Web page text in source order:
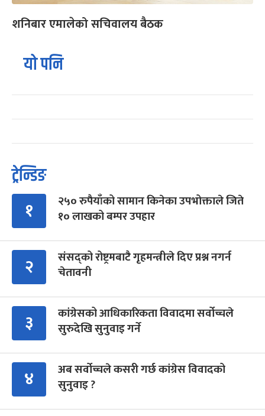
शनिबार एमालेको सचिवालय बैठक
यो पनि
ट्रेन्डिङ
१
२५० रुपैयाँको सामान किनेका उपभोक्ताले जिते
१० लाखको बम्पर उपहार
२
संसद्को रोष्ट्रमबाटै गृहमन्त्रीले दिए प्रश्न नगर्न
चेतावनी
३
कांग्रेसको आधिकारिकता विवादमा सर्वोच्चले
सुरुदेखि सुनुवाइ गर्ने
४
अब सर्वोच्चले कसरी गर्छ कांग्रेस विवादको
सुनुवाइ ?